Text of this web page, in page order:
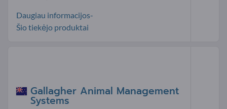
Daugiau informacijos-
Šio tiekėjo produktai
Gallagher Animal Management
Systems